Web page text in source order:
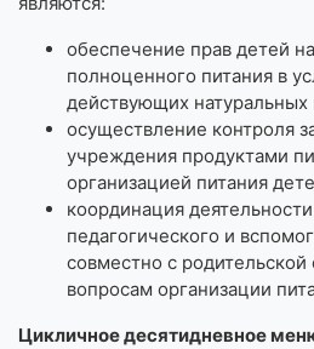
обеспечение прав детей
полноценного питания в
действующих натуральных
осуществление контроля
учреждения продуктами
организацией питания
координация
педагогического и
совместно с
вопросам организации
Цикличное десятидневное